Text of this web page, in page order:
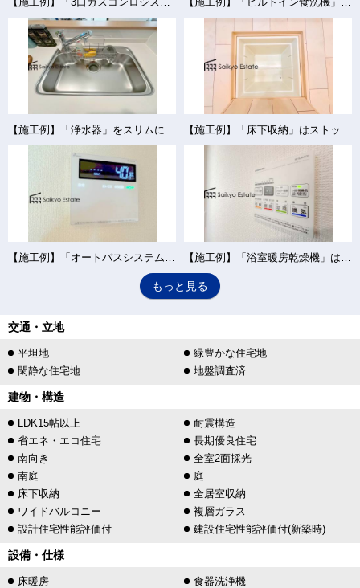
【施工例】「浄水器」をスリムに内蔵したハンドシャワー式の水栓金具です。シンクもスッキリ！ 【施工例】「床下収納」はストックの食材や普段使わない調理器具・食器などを管理しやすく収納できます。
【施工例】「オートバスシステム」は浴室のお湯張り、温度調整などを、キッチンなど浴室以外から操作が出来る便利なシステムです。 【施工例】「浴室暖房乾燥機」は梅雨や花粉の時期、雨の日の洗濯物の乾燥に重宝します。寒い冬も入浴前の暖房運転で快適なバスタイムを♪
もっと見る
交通・立地
平坦地
緑豊かな住宅地
閑静な住宅地
地盤調査済
建物・構造
LDK15帖以上
耐震構造
省エネ・エコ住宅
長期優良住宅
南向き
全室2面採光
南庭
庭
床下収納
全居室収納
ワイドバルコニー
複層ガラス
設計住宅性能評価付
建設住宅性能評価付(新築時)
設備・仕様
床暖房
食器洗浄機